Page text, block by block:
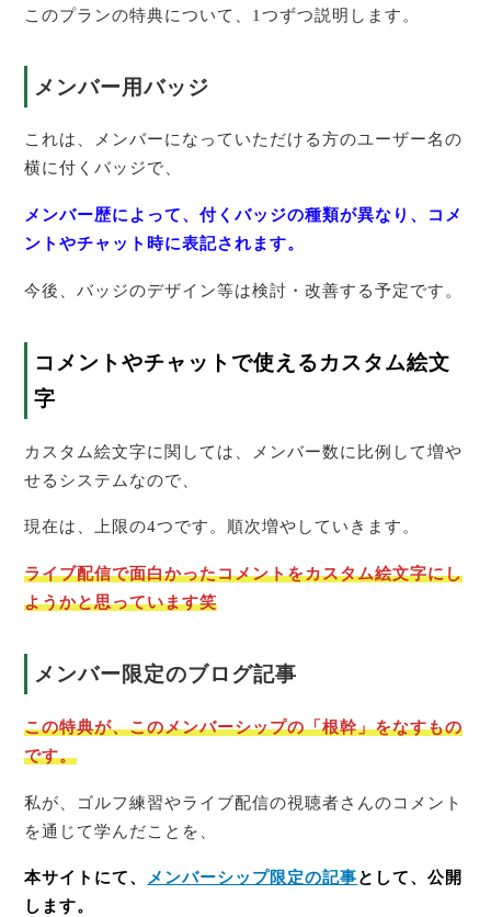
このプランの特典について、1つずつ説明します。
メンバー用バッジ
これは、メンバーになっていただける方のユーザー名の
横に付くバッジで、
メンバー歴によって、付くバッジの種類が異なり、コメ
ントやチャット時に表記されます。
今後、バッジのデザイン等は検討・改善する予定です。
コメントやチャットで使えるカスタム絵文
字
カスタム絵文字に関しては、メンバー数に比例して増や
せるシステムなので、
現在は、上限の4つです。順次増やしていきます。
ライブ配信で面白かったコメントをカスタム絵文字にし
ようかと思っています笑
メンバー限定のブログ記事
この特典が、このメンバーシップの「根幹」をなすもの
です。
私が、ゴルフ練習やライブ配信の視聴者さんのコメント
を通じて学んだことを、
本サイトにて、 メンバーシップ限定の記事として、公開
します。